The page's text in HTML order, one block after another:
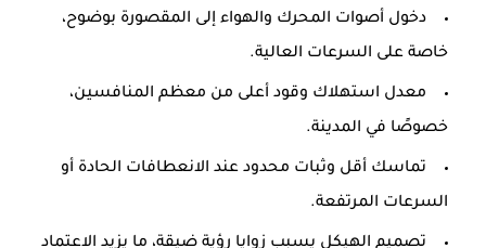
دخول أصوات المحرك والهواء إلى المقصورة بوضوح،
خاصة على السرعات العالية.
معدل استهلاك وقود أعلى من معظم المنافسين،
خصوصًا في المدينة.
تماسك أقل وثبات محدود عند الانعطافات الحادة أو
السرعات المرتفعة.
تصميم الهيكل يسبب زوايا رؤية ضيقة، ما يزيد الاعتماد